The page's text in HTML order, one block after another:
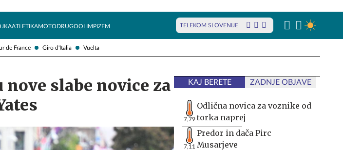
de France Giro d'Italia Vuelta
ATLETIKAMOTODRUGOOLIMPIZEM TELEKOM SLOVENIJE
nove slabe novice za
KAJ BERETE ZADNJE OBJAVE
7,79
Odlična novica za voznike od
torka naprej
7,11
Predor in dača Pirc
Musarjeve